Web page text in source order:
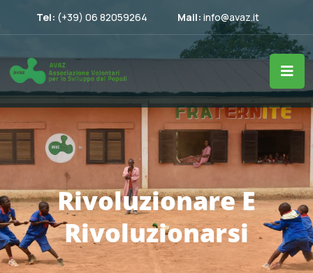
Tel: (+39) 06 82059264 Mail: info@avaz.it
Rivoluzionare E
Rivoluzionarsi